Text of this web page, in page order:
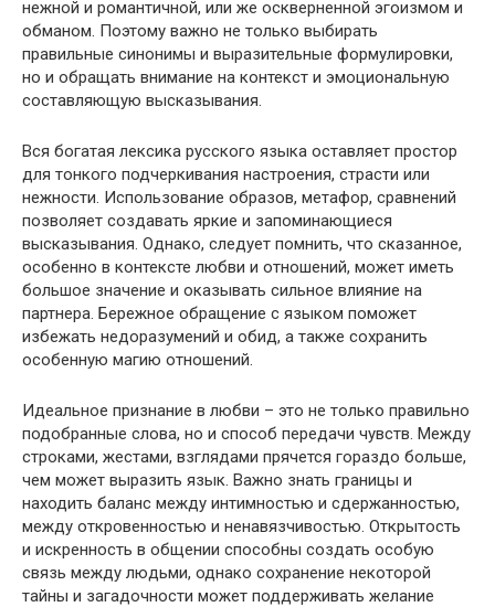
нежной и романтичной, или же оскверненной эгоизмом и
обманом. Поэтому важно не только выбирать
правильные синонимы и выразительные формулировки,
но и обращать внимание на контекст и эмоциональную
составляющую высказывания.
Вся богатая лексика русского языка оставляет простор
для тонкого подчеркивания настроения, страсти или
нежности. Использование образов, метафор, сравнений
позволяет создавать яркие и запоминающиеся
высказывания. Однако, следует помнить, что сказанное,
особенно в контексте любви и отношений, может иметь
большое значение и оказывать сильное влияние на
партнера. Бережное обращение с языком поможет
избежать недоразумений и обид, а также сохранить
особенную магию отношений.
Идеальное признание в любви – это не только правильно
подобранные слова, но и способ передачи чувств. Между
строками, жестами, взглядами прячется гораздо больше,
чем может выразить язык. Важно знать границы и
находить баланс между интимностью и сдержанностью,
между откровенностью и ненавязчивостью. Открытость
и искренность в общении способны создать особую
связь между людьми, однако сохранение некоторой
тайны и загадочности может поддерживать желание